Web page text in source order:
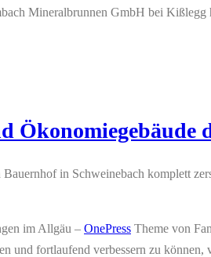
Mineralbrunnen GmbH bei
Ökonomiegebäude
in Schweinebach komplett
im Allgäu – OnePress Theme von
und fortlaufend verbessern zu